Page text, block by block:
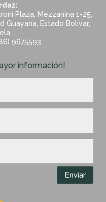
Plaza, Mezzanina 1-25,
Guayana, Estado Bolívar,
9675593
información!
Enviar